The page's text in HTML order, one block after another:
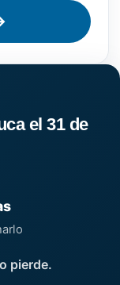
el 31 de
pierde.